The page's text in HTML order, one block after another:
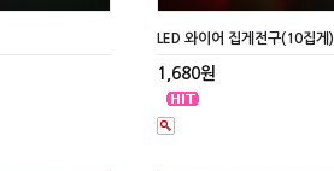
LED 와이어 집게전구(10집게)
1,680원